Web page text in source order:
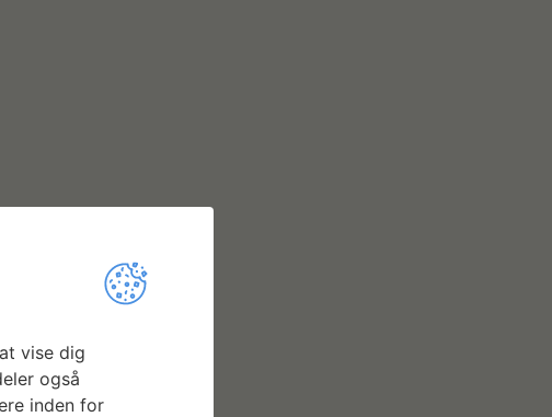
vise dig
også
inden for